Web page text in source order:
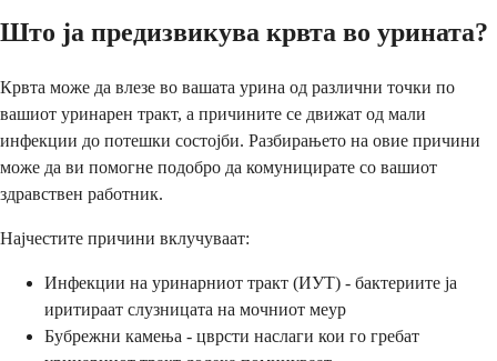
Што ја предизвикува крвта во урината?
Крвта може да влезе во вашата урина од различни точки по
вашиот уринарен тракт, а причините се движат од мали
инфекции до потешки состојби. Разбирањето на овие причини
може да ви помогне подобро да комуницирате со вашиот
здравствен работник.
Најчестите причини вклучуваат:
Инфекции на уринарниот тракт (ИУТ) - бактериите ја
иритираат слузницата на мочниот меур
Бубрежни камења - цврсти наслаги кои го гребат